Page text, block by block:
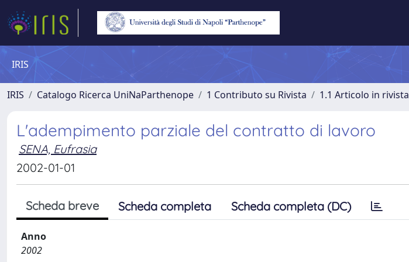
IRIS
IRIS Catalogo Ricerca UniNaParthenope 1 Contributo su Rivista 1.1 Articolo in rivista
L'adempimento parziale del contratto di lavoro
SENA, Eufrasia
2002-01-01
Scheda breve Scheda completa Scheda completa (DC)
Anno
2002